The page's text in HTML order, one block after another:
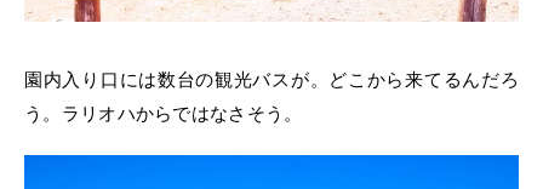
園内入り口には数台の観光バスが。どこから来てるんだろ
う。ラリオハからではなさそう。